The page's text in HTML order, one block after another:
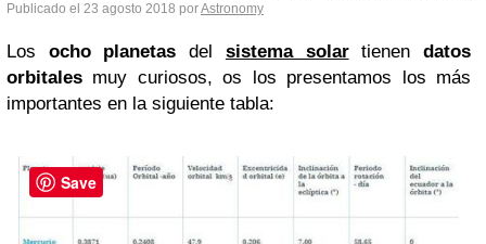
Publicado el 23 agosto 2018 porAstronomy
Los ocho planetas del sistema solartienendatos
orbitales muy curiosos, os los presentamos los más
importantes en la siguiente tabla:
Save